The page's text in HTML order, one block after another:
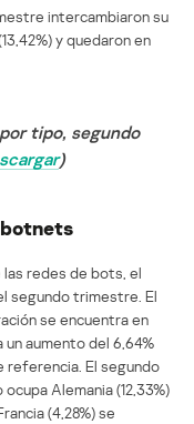
intercambiaron su
y quedaron en
tipo, segundo
)
redes de bots, el
segundo trimestre. El
se encuentra en
aumento del 6,64%
referencia. El segundo
Alemania (12,33%)
(4,28%) se